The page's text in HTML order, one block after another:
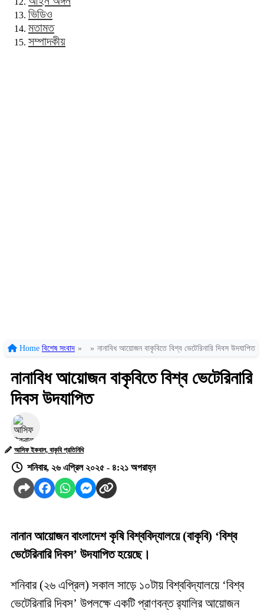
ভিডিও
মতামত
সম্পাদকীয়
Home বিশেষ সংবাদ » » নানাবিধ আয়োজন বাকৃবিতে বিশ্ব ভেটেরিনারি দিবস উদযাপিত
নানাবিধ আয়োজন বাকৃবিতে বিশ্ব ভেটেরিনারি
দিবস উদযাপিত
আসিফ ইকবাল, বাকৃবি প্রতিনিধি
শনিবার, ২৬ এপ্রিল ২০২৫ - ৪:২১ অপরাহ্ন
নানান আয়োজন বাংলাদেশ কৃষি বিশ্ববিদ্যালয়ে (বাকৃবি) ‘বিশ্ব
ভেটেরিনারি দিবস’ উদযাপিত হয়েছে।
শনিবার (২৬ এপ্রিল) সকাল সাড়ে ১০টায় বিশ্ববিদ্যালয়ে ‘বিশ্ব
ভেটেরিনারি দিবস’ উপলক্ষে একটি প্রাণবন্ত র‌্যালির আয়োজন